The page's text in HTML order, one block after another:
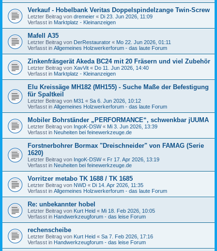
Verkauf - Hobelbank Veritas Doppelspindelzange Twin-Screw
Letzter Beitrag von dremeier « Di 23. Jun 2026, 11:09
Verfasst in Marktplatz - Kleinanzeigen
Mafell A35
Letzter Beitrag von DerRestaurator « Mo 22. Jun 2026, 01:11
Verfasst in Allgemeines Holzwerkerforum - das laute Forum
Zinkenfräsgerät Akeda BC24 mit 20 Fräsern und viel Zubehör
Letzter Beitrag von XavVit « Do 11. Jun 2026, 14:40
Verfasst in Marktplatz - Kleinanzeigen
Elu Kreissäge MH182 (MH155) - Suche Maße der Befestigung
für Spaltkeil
Letzter Beitrag von M31 « Sa 6. Jun 2026, 10:12
Verfasst in Allgemeines Holzwerkerforum - das laute Forum
Mobiler Bohrständer „PERFORMANCE“, schwenkbar jUUMA
Letzter Beitrag von IngoK-DSW« Mi 3. Jun 2026, 13:39
Verfasst in Neuheiten bei feinewerkzeuge.de
Forstnerbohrer Bormax "Dreischneider" von FAMAG (Serie
1620)
Letzter Beitrag von IngoK-DSW« Fr 17. Apr 2026, 13:19
Verfasst in Neuheiten bei feinewerkzeuge.de
Vorritzer metabo TK 1688 / TK 1685
Letzter Beitrag von NWD « Di 14. Apr 2026, 11:35
Verfasst in Allgemeines Holzwerkerforum - das laute Forum
Re: unbekannter hobel
Letzter Beitrag von Kurt Heid « Mi 18. Feb 2026, 10:05
Verfasst in Handwerkzeugforum - das leise Forum
rechenscheibe
Letzter Beitrag von Kurt Heid « Sa 7. Feb 2026, 17:16
Verfasst in Handwerkzeugforum - das leise Forum